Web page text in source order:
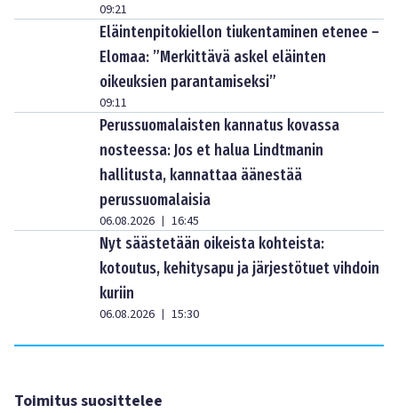
09:21
Eläintenpitokiellon tiukentaminen etenee –
Elomaa: ”Merkittävä askel eläinten
oikeuksien parantamiseksi”
09:11
Perussuomalaisten kannatus kovassa
nosteessa: Jos et halua Lindtmanin
hallitusta, kannattaa äänestää
perussuomalaisia
06.08.2026 | 16:45
Nyt säästetään oikeista kohteista:
kotoutus, kehitysapu ja järjestötuet vihdoin
kuriin
06.08.2026 | 15:30
Toimitus suosittelee